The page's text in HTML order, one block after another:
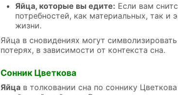
Яйца, которые вы едите: Если вам
потребностей, как материальных, так
жизни.
Яйца в сновидениях могут
потерях, в зависимости от контекста сна.
Сонник Цветкова
Яйца в толковании сна по соннику